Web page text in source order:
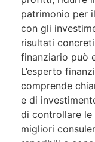
patrimonio per
con gli
risultati
finanziario può
L’esperto
comprende
e di
di controllare le
migliori